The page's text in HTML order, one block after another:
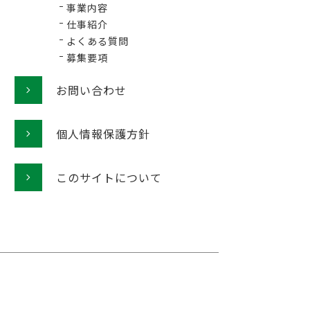
事業内容
仕事紹介
よくある質問
募集要項
お問い合わせ
個人情報保護方針
このサイトについて